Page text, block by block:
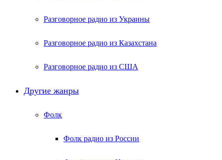
Разговорное радио из Украины
Разговорное радио из Казахстана
Разговорное радио из США
Другие жанры
Фолк
Фолк радио из России